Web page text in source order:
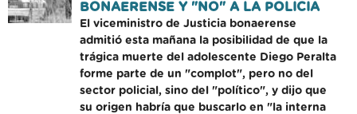
BONAERENSE Y "NO" A LA POLICIA
El viceministro de Justicia bonaerense
admitió esta mañana la posibilidad de que la
trágica muerte del adolescente Diego Peralta
forme parte de un "complot", pero no del
sector policial, sino del "político", y dijo que
su origen habría que buscarlo en "la interna